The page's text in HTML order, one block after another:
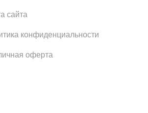
сайта
конфиденциальности
оферта